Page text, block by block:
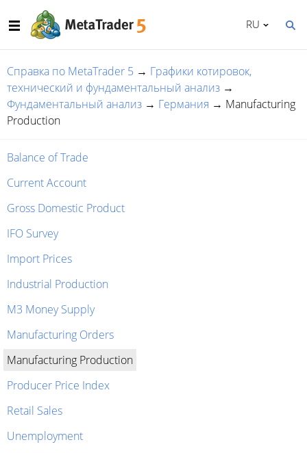
RU
Справка по MetaTrader 5 → Графики котировок,
технический и фундаментальный анализ →
Фундаментальный анализ → Германия → Manufacturing
Production
Balance of Trade
Current Account
Gross Domestic Product
IFO Survey
Import Prices
Industrial Production
M3 Money Supply
Manufacturing Orders
Manufacturing Production
Producer Price Index
Retail Sales
Unemployment